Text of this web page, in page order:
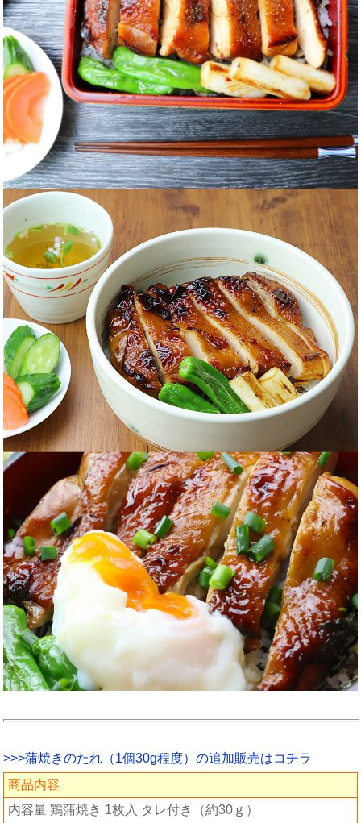
>>>蒲焼きのたれ（1個30g程度）の追加販売はコチラ
商品内容
内容量 鶏蒲焼き 1枚入 タレ付き（約30ｇ）